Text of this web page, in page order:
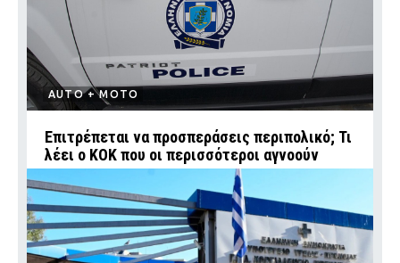
AUTO + MOTO
Επιτρέπεται να προσπεράσεις περιπολικό; Τι
λέει ο ΚΟΚ που οι περισσότεροι αγνοούν